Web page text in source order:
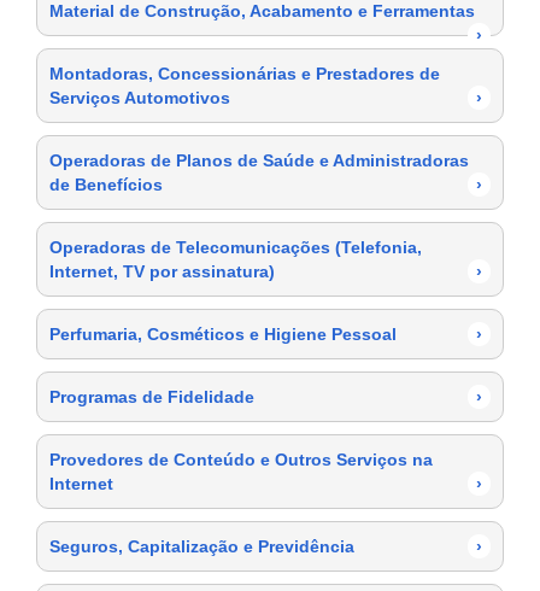
Material de Construção, Acabamento e Ferramentas
›
Montadoras, Concessionárias e Prestadores de
Serviços Automotivos
›
Operadoras de Planos de Saúde e Administradoras
de Benefícios
›
Operadoras de Telecomunicações (Telefonia,
Internet, TV por assinatura)
›
Perfumaria, Cosméticos e Higiene Pessoal ›
Programas de Fidelidade ›
Provedores de Conteúdo e Outros Serviços na
Internet
›
Seguros, Capitalização e Previdência ›